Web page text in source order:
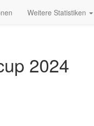
Weitere Statistiken
2024